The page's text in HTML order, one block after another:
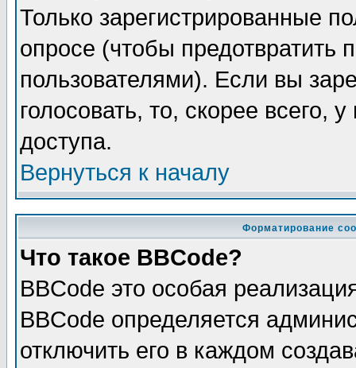
Только зарегистрированные
опросе (чтобы предотвратить
пользователями). Если вы
голосовать, то, скорее всего,
доступа.
Вернуться к началу
Форматирование
Что такое BBCode?
BBCode это особая
BBCode определяется
отключить его в каждом